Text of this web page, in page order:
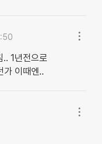
1년전으로
가 이때엔..